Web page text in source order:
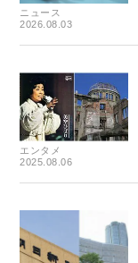
ニュース
2026.08.03
エンタメ
2025.08.06